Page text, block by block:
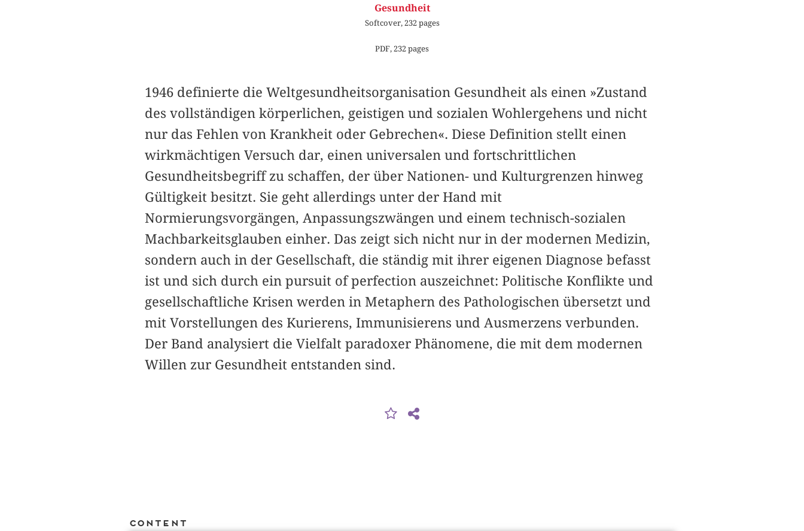
Gesundheit
Softcover, 232 pages
PDF, 232 pages
1946 definierte die Weltgesundheitsorganisation Gesundheit als einen »Zustand
des vollständigen körperlichen, geistigen und sozialen Wohlergehens und nicht
nur das Fehlen von Krankheit oder Gebrechen«. Diese Definition stellt einen
wirkmächtigen Versuch dar, einen univer­salen und fortschrittlichen
Gesundheitsbegriff zu schaffen, der über Nationen- und Kulturgrenzen hinweg
Gültigkeit besitzt. Sie geht allerdings unter der Hand mit
Normierungsvorgängen, Anpassungszwängen und einem technisch-sozialen
Machbarkeitsglauben einher. Das zeigt sich nicht nur in der modernen Medizin,
sondern auch in der Gesellschaft, die ständig mit ihrer eigenen Diagnose befasst
ist und sich durch ein pursuit of perfection auszeichnet: Politische Konflikte und
gesellschaftliche Krisen werden in Metaphern des Pathologischen übersetzt und
mit Vorstellungen des Kurierens, Immunisierens und Ausmerzens verbunden.
Der Band analysiert die Vielfalt paradoxer Phänomene, die mit dem modernen
Willen zur Gesundheit entstanden sind.
Content